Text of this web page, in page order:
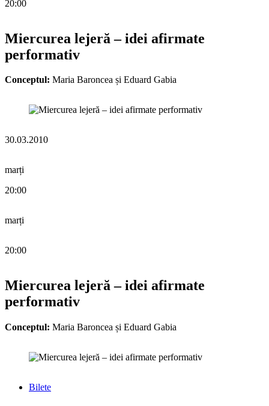
20:00
Miercurea lejeră – idei afirmate
performativ
Conceptul: Maria Baroncea și Eduard Gabia
30.03.2010
marți
20:00
marți
20:00
Miercurea lejeră – idei afirmate
performativ
Conceptul: Maria Baroncea și Eduard Gabia
Bilete